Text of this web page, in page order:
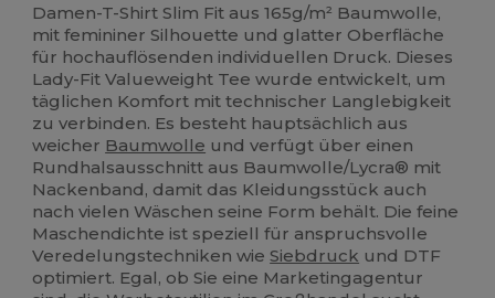
Damen-T-Shirt Slim Fit aus 165g/m² Baumwolle,
mit femininer Silhouette und glatter Oberfläche
für hochauflösenden individuellen Druck. Dieses
Lady-Fit Valueweight Tee wurde entwickelt, um
täglichen Komfort mit technischer Langlebigkeit
zu verbinden. Es besteht hauptsächlich aus
weicher Baumwolle und verfügt über einen
Rundhalsausschnitt aus Baumwolle/Lycra® mit
Nackenband, damit das Kleidungsstück auch
nach vielen Wäschen seine Form behält. Die feine
Maschendichte ist speziell für anspruchsvolle
Veredelungstechniken wieSiebdruck und DTF
optimiert. Egal, ob Sie eine Marketingagentur